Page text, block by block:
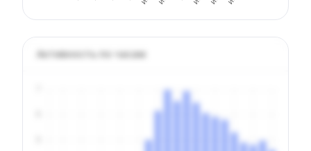
Активность по часам